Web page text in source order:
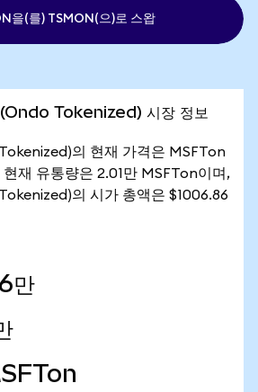
을(를) TSMON(으)로 스왑
Tokenized) 시장 정보
의 현재 가격은 MSFTon
재 유통량은 2.01만 MSFTon이며,
의 시가 총액은 $1006.86
만